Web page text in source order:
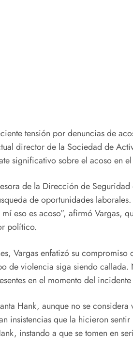
tensión por denuncias de
director de la Sociedad de
significativo sobre el acoso en
de la Dirección de
de oportunidades
mí eso es acoso”, afirmó Vargas,
político.
Vargas enfatizó su
de violencia siga siendo
en el momento del
Hank, aunque no se
insistencias que la hicieron
instando a que se tomen en